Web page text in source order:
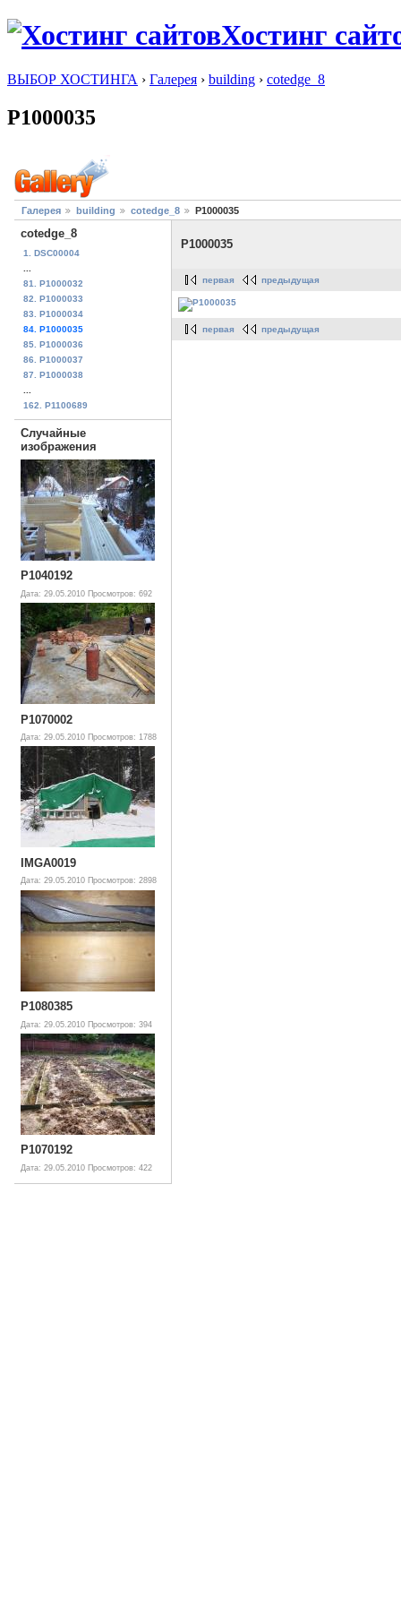
Хостинг
ВЫБОР ХОСТИНГА › Галерея › building › cotedge_8
P1000035
Галерея building cotedge_8 P1000035
cotedge_8
1. DSC00004
...
81. P1000032
82. P1000033
83. P1000034
84. P1000035
85. P1000036
86. P1000037
87. P1000038
...
162. P1100689
Случайные
изображения
P1040192
Дата: 29.05.2010 Просмотров: 692
P1070002
Дата: 29.05.2010 Просмотров: 1788
IMGA0019
Дата: 29.05.2010 Просмотров: 2898
P1080385
Дата: 29.05.2010 Просмотров: 394
P1070192
Дата: 29.05.2010 Просмотров: 422
P1000035
первая предыдущая
первая предыдущая